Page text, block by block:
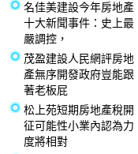
名佳美建設今年房地產
十大新聞事件：史上最
嚴調控，
茂盈建設人民網評房地
產無序開發政府豈能跟
著老板屁
松上苑短期房地產稅開
征可能性小業內認為力
度將相對